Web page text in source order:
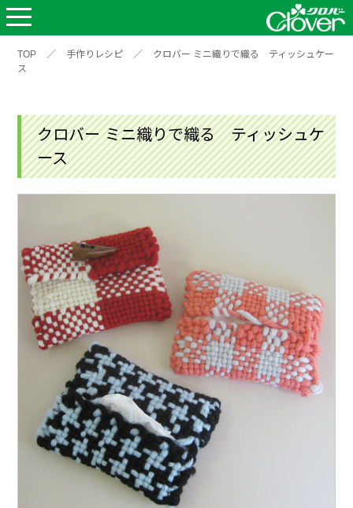
TOP ／ 手作りレシピ ／
クロバー ミニ織りで織る ティッシュケー
ス
クロバー ミニ織りで織る ティッシュケ
ース